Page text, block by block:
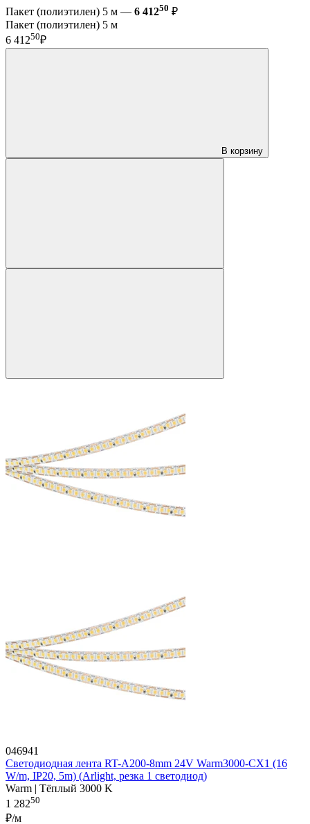
Пакет (полиэтилен) 5 м — 6 41250 ₽
Пакет (полиэтилен) 5 м
6 41250₽
В корзину
046941
Светодиодная лента RT-A200-8mm 24V Warm3000-CX1 (16
W/m, IP20, 5m) (Arlight, резка 1 светодиод)
Warm | Тёплый 3000 K
1 28250
₽/м